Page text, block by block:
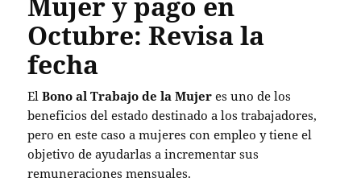
Octubre: Revisa la
fecha
ElBono al Trabajo de la Mujer es uno de los
beneficios del estado destinado a los trabajadores,
pero en este caso a mujeres con empleo y tiene el
objetivo de ayudarlas a incrementar sus
remuneraciones mensuales.